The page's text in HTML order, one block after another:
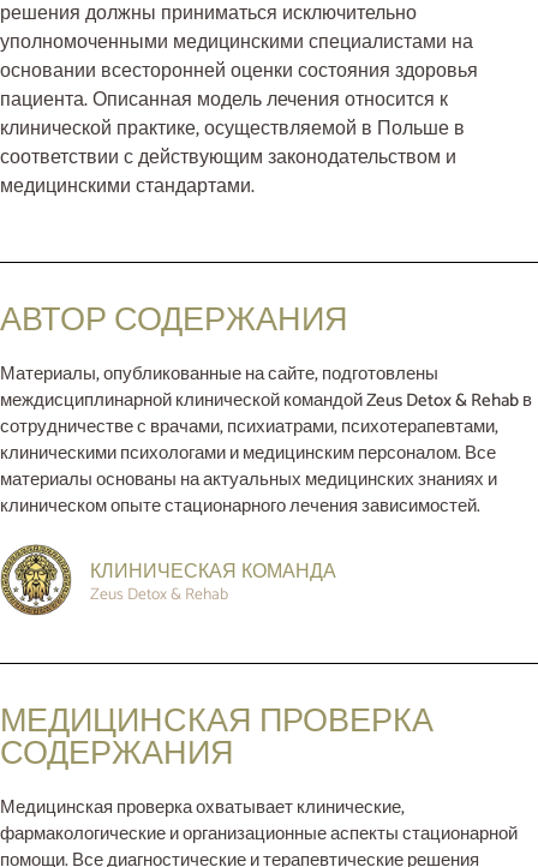
решения должны приниматься исключительно
уполномоченными медицинскими специалистами на
основании всесторонней оценки состояния здоровья
пациента. Описанная модель лечения относится к
клинической практике, осуществляемой в Польше в
соответствии с действующим законодательством и
медицинскими стандартами.
АВТОР СОДЕРЖАНИЯ
Материалы, опубликованные на сайте, подготовлены
междисциплинарной клинической командой Zeus Detox & Rehab в
сотрудничестве с врачами, психиатрами, психотерапевтами,
клиническими психологами и медицинским персоналом. Все
материалы основаны на актуальных медицинских знаниях и
клиническом опыте стационарного лечения зависимостей.
КЛИНИЧЕСКАЯ КОМАНДА
Zeus Detox & Rehab
МЕДИЦИНСКАЯ ПРОВЕРКА
СОДЕРЖАНИЯ
Медицинская проверка охватывает клинические,
фармакологические и организационные аспекты стационарной
помощи. Все диагностические и терапевтические решения